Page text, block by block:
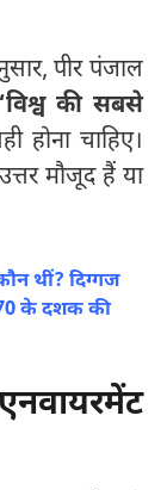
पीर पंजाल
‘विश्व की सबसे
होना चाहिए।
मौजूद हैं या
थीं? दिग्गज
के दशक की